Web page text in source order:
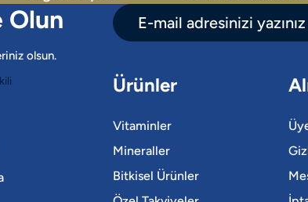
Olun
olsun.
Ürünler
Vitaminler
Mineraller
Bitkisel Ürünler